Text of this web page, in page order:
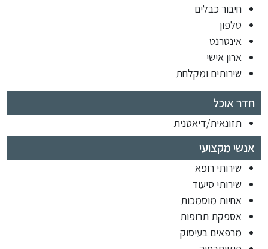
חיבור כבלים
טלפון
אינטרנט
ארון אישי
שירותים ומקלחת
חדר אוכל
תזונאית/דיאטנית
אנשי מקצועי
שירותי רופא
שירותי סיעוד
אחיות מוסמכות
אספקת תרופות
מרפאים בעיסוק